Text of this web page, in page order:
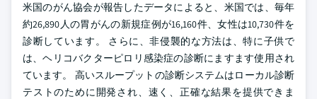
米国のがん協会が報告したデータによると、米国では、毎年
約26,890人の胃がんの新規症例が16,160件、女性は10,730件を
診断しています。 さらに、非侵襲的な方法は、特に子供で
は、ヘリコバクターピロリ感染症の診断にますます使用され
ています。 高いスループットの診断システムはローカル診断
テストのために開発され、速く、正確な結果を提供できま